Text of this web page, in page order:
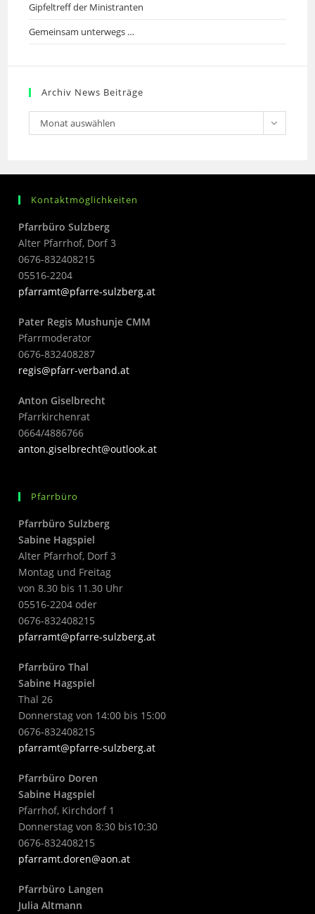
Gipfeltreff der Ministranten
Gemeinsam unterwegs …
Archiv News Beiträge
Archiv
News
Monat auswählen
Kontaktmöglichkeiten
Pfarrbüro Sulzberg
Alter Pfarrhof, Dorf 3
0676-832408215
05516-2204
pfarramt@pfarre-sulzberg.at
Pater Regis Mushunje CMM
Pfarrmoderator
0676-832408287
regis@pfarr-verband.at
Anton Giselbrecht
Pfarrkirchenrat
0664/4886766
anton.giselbrecht@outlook.at
Pfarrbüro
Pfarrbüro Sulzberg
Sabine Hagspiel
Alter Pfarrhof, Dorf 3
Montag und Freitag
von 8.30 bis 11.30 Uhr
05516-2204 oder
0676-832408215
pfarramt@pfarre-sulzberg.at
Pfarrbüro Thal
Sabine Hagspiel
Thal 26
Donnerstag von 14:00 bis 15:00
0676-832408215
pfarramt@pfarre-sulzberg.at
Pfarrbüro Doren
Sabine Hagspiel
Pfarrhof, Kirchdorf 1
Donnerstag von 8:30 bis10:30
0676-832408215
pfarramt.doren@aon.at
Pfarrbüro Langen
Julia Altmann